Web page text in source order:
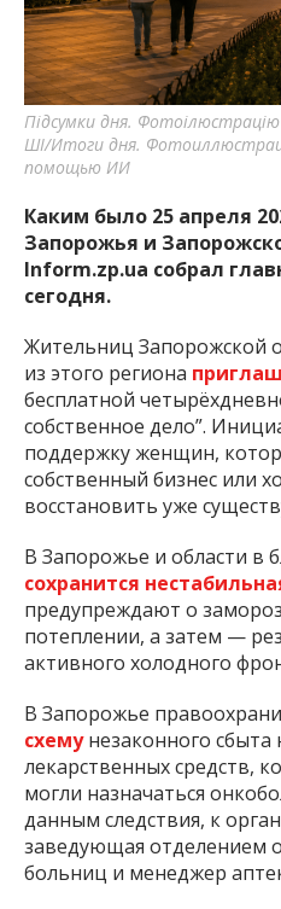
важную
Підсумки дня.
ШІ/Итоги дня.
помощью ИИ
Каким было 25 апреля
Запорожья и
Inform.zp.ua собрал
сегодня.
Жительниц Запорожской
из этого региона
бесплатной
собственное дело”.
поддержку женщин,
собственный бизнес или
восстановить уже
В Запорожье и области в
сохранится
предупреждают о
потеплении, а затем —
активного холодного
В Запорожье
схемунезаконного сбыта
лекарственных средств,
могли назначаться
данным следствия, к
заведующая отделением
больниц и менеджер